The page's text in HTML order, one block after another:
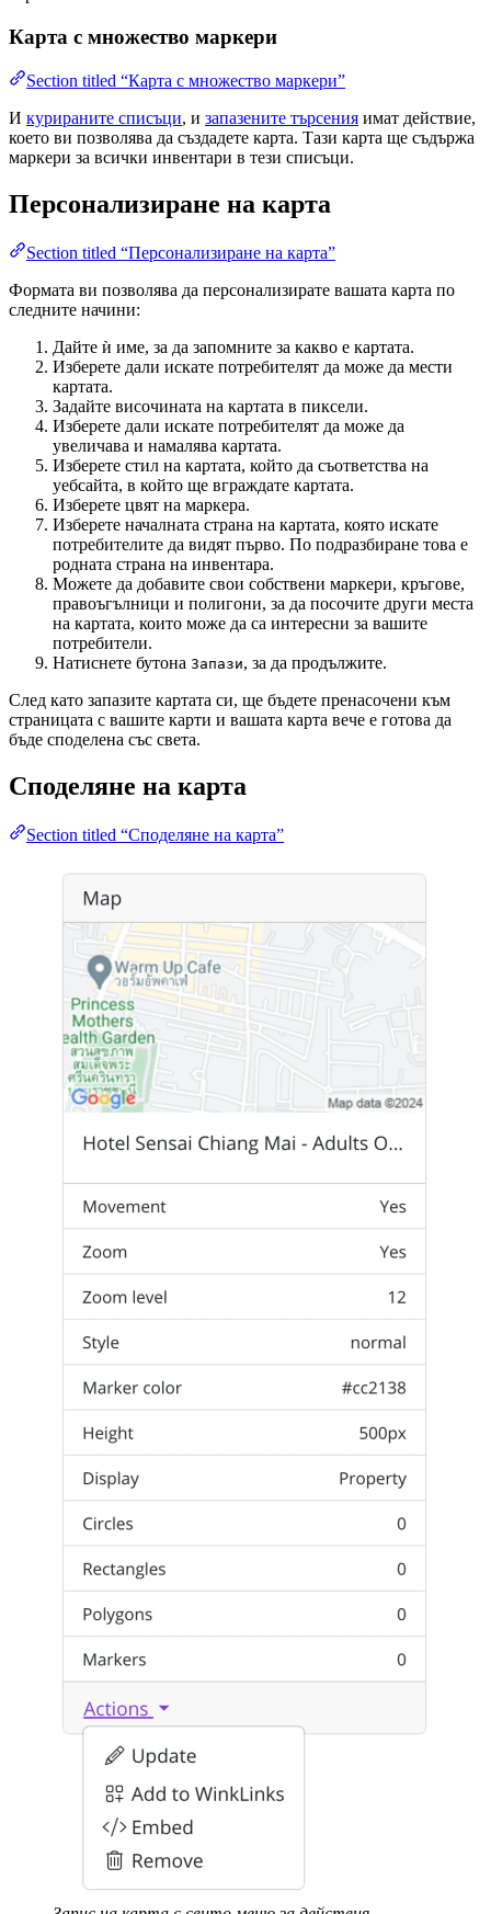
Карта с множество маркери
Section titled “Карта с множество маркери”
И курираните списъци, и запазените търсения имат действие,
което ви позволява да създадете карта. Тази карта ще съдържа
маркери за всички инвентари в тези списъци.
Персонализиране на карта
Section titled “Персонализиране на карта”
Формата ви позволява да персонализирате вашата карта по
следните начини:
Дайте ѝ име, за да запомните за какво е картата.
Изберете дали искате потребителят да може да мести
картата.
Задайте височината на картата в пиксели.
Изберете дали искате потребителят да може да
увеличава и намалява картата.
Изберете стил на картата, който да съответства на
уебсайта, в който ще вграждате картата.
Изберете цвят на маркера.
Изберете началната страна на картата, която искате
потребителите да видят първо. По подразбиране това е
родната страна на инвентара.
Можете да добавите свои собствени маркери, кръгове,
правоъгълници и полигони, за да посочите други места
на картата, които може да са интересни за вашите
потребители.
Натиснете бутона Запази, за да продължите.
След като запазите картата си, ще бъдете пренасочени към
страницата с вашите карти и вашата карта вече е готова да
бъде споделена със света.
Споделяне на карта
Section titled “Споделяне на карта”